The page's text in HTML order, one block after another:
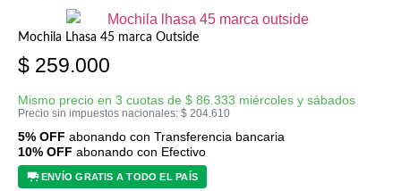
Mochila Lhasa 45 marca Outside
$ 259.000
Mismo precio en 3 cuotas de $ 86.333 miércoles y sábados
Precio sin impuestos nacionales: $ 204.610
5% OFF abonando con Transferencia bancaria
10% OFF abonando con Efectivo
ENVÍO GRATIS A TODO EL PAÍS